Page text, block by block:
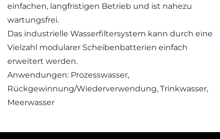
einfachen, langfristigen Betrieb und ist nahezu
wartungsfrei.
Das industrielle Wasserfiltersystem kann durch eine
Vielzahl modularer Scheibenbatterien einfach
erweitert werden.
Anwendungen: Prozesswasser,
Rückgewinnung/Wiederverwendung, Trinkwasser,
Meerwasser